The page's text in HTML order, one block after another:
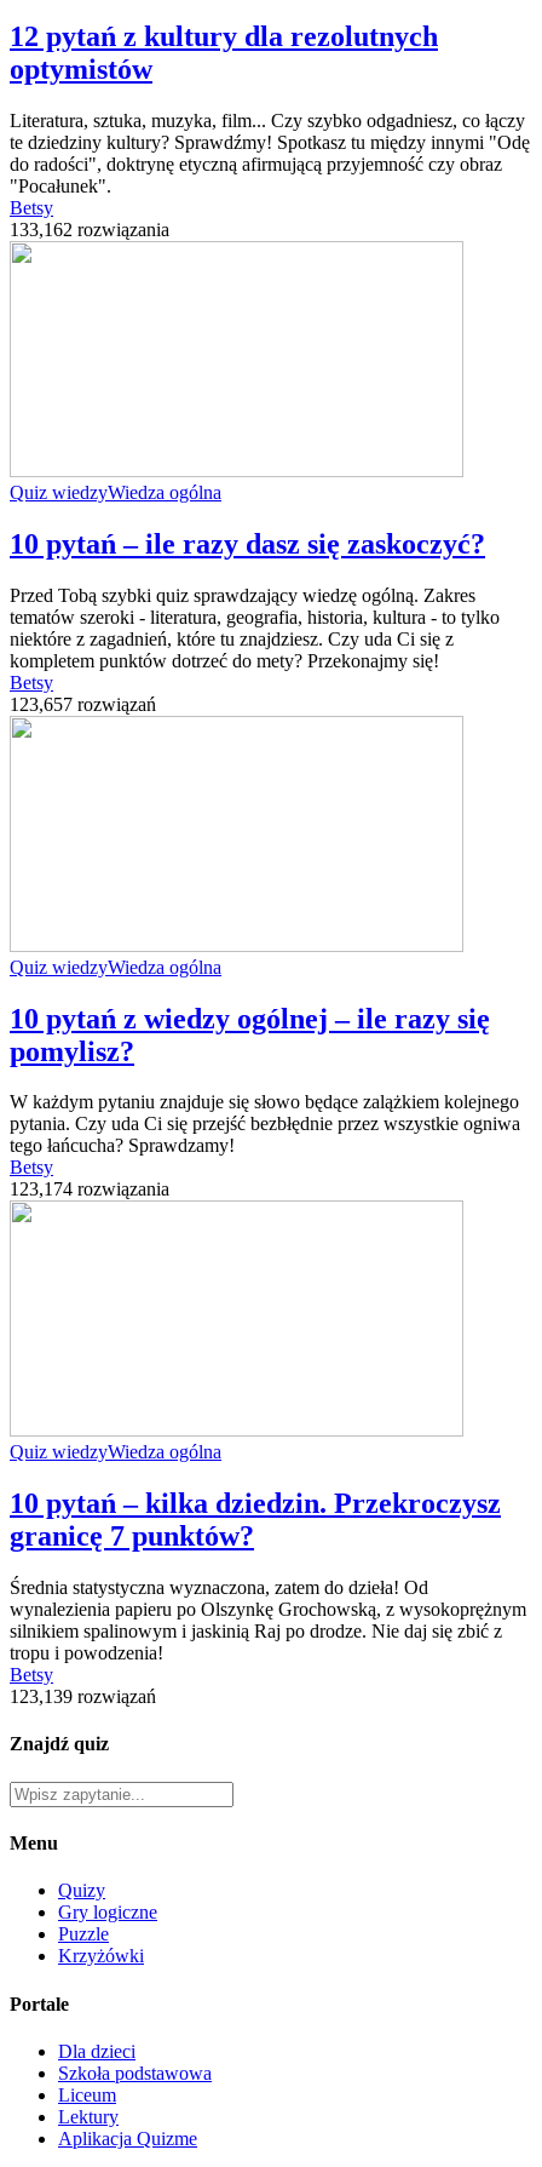
12 pytań z kultury dla rezolutnych
optymistów
Literatura, sztuka, muzyka, film... Czy szybko odgadniesz, co łączy
te dziedziny kultury? Sprawdźmy! Spotkasz tu między innymi "Odę
do radości", doktrynę etyczną afirmującą przyjemność czy obraz
"Pocałunek".
Betsy
133,162 rozwiązania
Quiz wiedzyWiedza ogólna
10 pytań – ile razy dasz się zaskoczyć?
Przed Tobą szybki quiz sprawdzający wiedzę ogólną. Zakres
tematów szeroki - literatura, geografia, historia, kultura - to tylko
niektóre z zagadnień, które tu znajdziesz. Czy uda Ci się z
kompletem punktów dotrzeć do mety? Przekonajmy się!
Betsy
123,657 rozwiązań
Quiz wiedzyWiedza ogólna
10 pytań z wiedzy ogólnej – ile razy się
pomylisz?
W każdym pytaniu znajduje się słowo będące zalążkiem kolejnego
pytania. Czy uda Ci się przejść bezbłędnie przez wszystkie ogniwa
tego łańcucha? Sprawdzamy!
Betsy
123,174 rozwiązania
Quiz wiedzyWiedza ogólna
10 pytań – kilka dziedzin. Przekroczysz
granicę 7 punktów?
Średnia statystyczna wyznaczona, zatem do dzieła! Od
wynalezienia papieru po Olszynkę Grochowską, z wysokoprężnym
silnikiem spalinowym i jaskinią Raj po drodze. Nie daj się zbić z
tropu i powodzenia!
Betsy
123,139 rozwiązań
Znajdź quiz
Menu
Quizy
Gry logiczne
Puzzle
Krzyżówki
Portale
Dla dzieci
Szkoła podstawowa
Liceum
Lektury
Aplikacja Quizme